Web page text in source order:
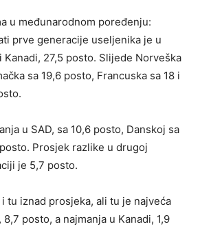
u međunarodnom poređenju:
prve generacije useljenika je u
27,5 posto. Slijede Norveška
sa 19,6 posto, Francuska sa 18 i
u SAD, sa 10,6 posto, Danskoj sa
Prosjek razlike u drugoj
je 5,7 posto.
tu iznad prosjeka, ali tu je najveća
posto, a najmanja u Kanadi, 1,9